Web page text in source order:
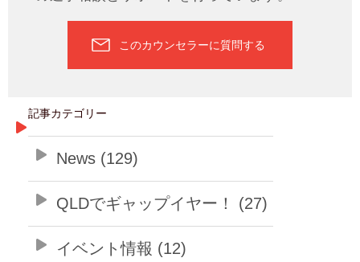
このカウンセラーに質問する
記事カテゴリー
News (129)
QLDでギャップイヤー！ (27)
イベント情報 (12)